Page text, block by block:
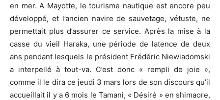
en mer. A Mayotte, le tourisme nautique est encore peu
développé, et l’ancien navire de sauvetage, vétuste, ne
permettait plus d’assurer ce service. Après la mise à la
casse du vieil Haraka, une période de latence de deux
ans pendant lesquels le président Frédéric Niewiadomski
a interpellé à tout-va. C’est donc « rempli de joie »,
comme il le dira ce jeudi 3 mars lors de son discours qu’il
accueillait il y a 6 mois le Tamani, « Désiré » en shimaore,